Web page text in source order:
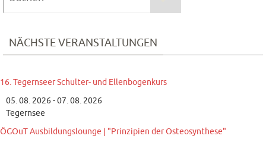
NÄCHSTE VERANSTALTUNGEN
16. Tegernseer Schulter- und Ellenbogenkurs
05. 08. 2026 - 07. 08. 2026
Tegernsee
ÖGOuT Ausbildungslounge | "Prinzipien der Osteosynthese"